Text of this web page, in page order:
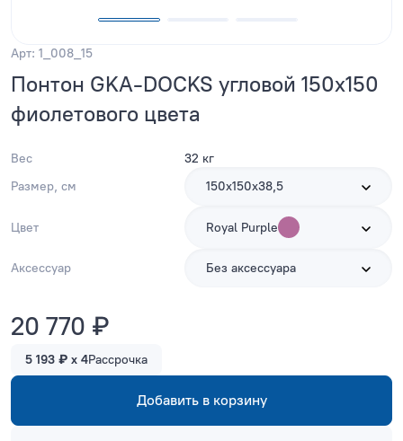
Арт: 1_008_15
Понтон GKA-DOCKS угловой 150x150
фиолетового цвета
Вес
32 кг
Размер, см
150х150х38,5
Цвет Royal Purple
Аксессуар Без аксессуара
20 770 ₽
5 193 ₽ x 4Рассрочка
Добавить в корзину